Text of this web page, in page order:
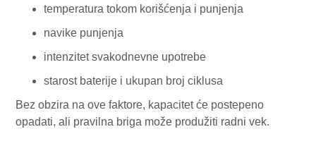
temperatura tokom korišćenja i punjenja
navike punjenja
intenzitet svakodnevne upotrebe
starost baterije i ukupan broj ciklusa
Bez obzira na ove faktore, kapacitet će postepeno
opadati, ali pravilna briga može produžiti radni vek.